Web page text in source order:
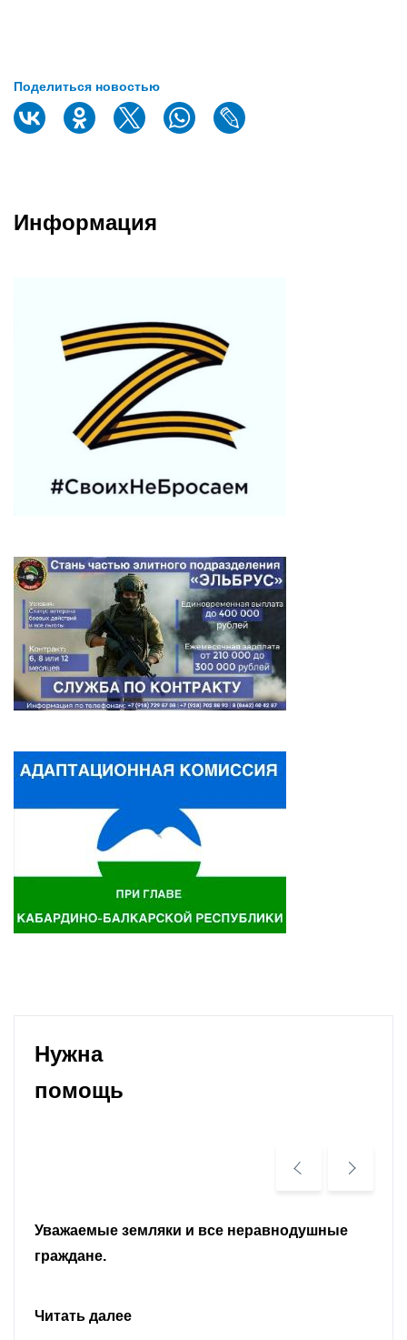
Поделиться новостью
Информация
Нужна
помощь
Уважаемые земляки и все неравнодушные
граждане.
Читать далее